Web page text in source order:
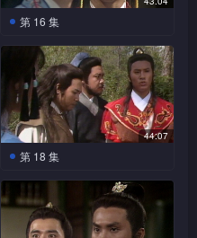
长，薛萦不能自控，鲁仲连提
醒薛萦，不可动情欲以至功力
决心离开信陵君。薛萦追杀范
睢，不敌，鲁仲连将她救走，
范睢感薛萦威胁其安危，离开
魏国。
而走，寻找范睢下落。齐襄王
召集楚、燕、韩、赵、魏五王
共商抗秦大计，范睢随燕王而
至，众人大感意外，信陵君提
出实行合纵之计，为范睢破
坏，幸齐襄王信任信陵君，范
睢奸计未成。范睢欲刺杀齐襄
王，信陵君早料他有此一著，
布下天罗地网，将他擒拿，揭
恨万分，欲杀他泄愤，郑安平
及时将他救走。
第 16 集
下杀手，将他戏弄一番后放他
走。信陵君大局为重，唯有忍
辱。范睢百般凌辱魏齐及须
贾，魏齐不堪折磨，一死以解
脱。范睢练太公阴符大功告
成，将它毁掉，以防被别人抢
去。楚王病重，秦昭王拒绝放
华太子回楚，黄歇求得薛萦相
助，保护华太子逃离秦境。范
睢怂恿秦昭王杀黄歇，白起晓
44:07
第 18 集
君等人一番后离去。正当信陵
君等人心灰意冷时，湛卢剑自
动出现，众人大喜，薛萦专心